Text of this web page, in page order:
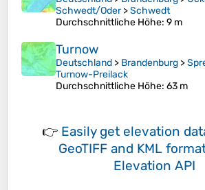
Schwedt/Oder>Schwedt
Durchschnittliche Höhe: 9 m
Turnow
Deutschland > Brandenburg >
Turnow-Preilack
Durchschnittliche Höhe: 63 m
👉 Easily get elevation
GeoTIFF and KML
Elevation API